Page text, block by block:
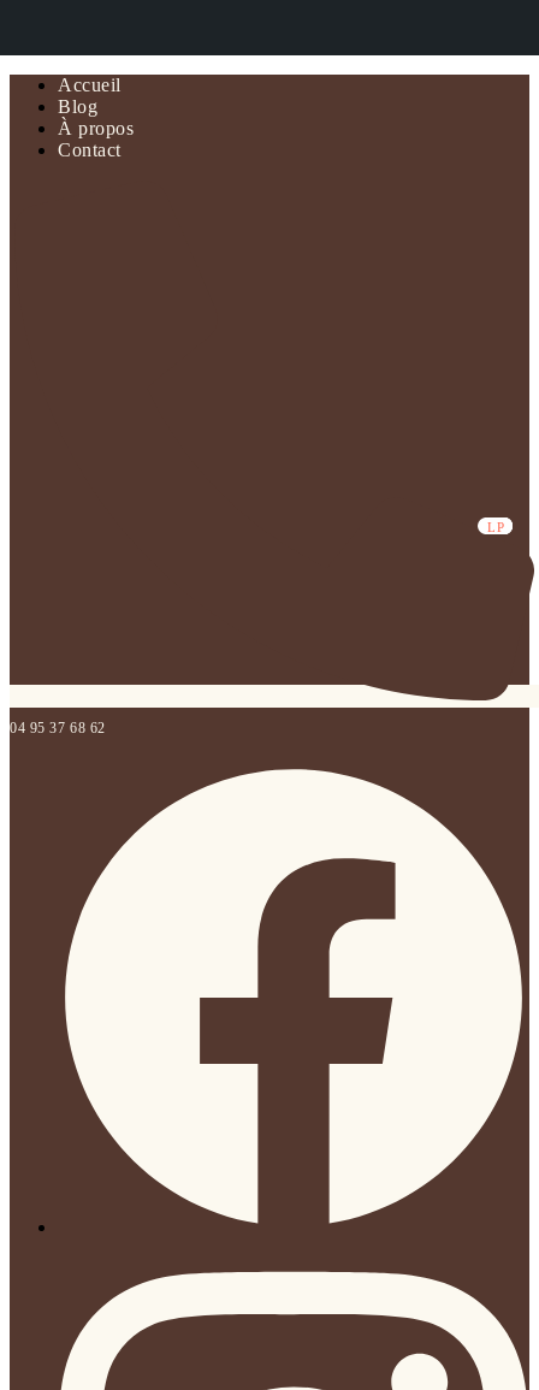
Accueil
Blog
À propos
Contact
04 95 37 68 62
LP
LP
CD
LP
LP